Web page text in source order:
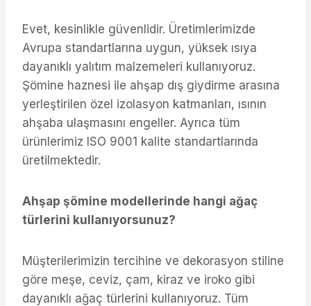
Evet, kesinlikle güvenlidir. Üretimlerimizde
Avrupa standartlarına uygun, yüksek ısıya
dayanıklı yalıtım malzemeleri kullanıyoruz.
Şömine haznesi ile ahşap dış giydirme arasına
yerleştirilen özel izolasyon katmanları, ısının
ahşaba ulaşmasını engeller. Ayrıca tüm
ürünlerimiz ISO 9001 kalite standartlarında
üretilmektedir.
Ahşap şömine modellerinde hangi ağaç
türlerini kullanıyorsunuz?
Müşterilerimizin tercihine ve dekorasyon stiline
göre meşe, ceviz, çam, kiraz ve iroko gibi
dayanıklı ağaç türlerini kullanıyoruz. Tüm